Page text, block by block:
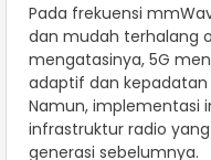
Pada frekuensi
dan mudah terhalang
mengatasinya, 5G
adaptif dan kepadatan
Namun, implementasi
infrastruktur radio
generasi sebelumnya.